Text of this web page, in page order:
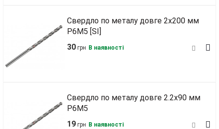
Свердло по металу довге 2х200 мм
Р6М5 [SI]
30 грн В наявності
Свердло по металу довге 2.2х90 мм
Р6М5
19 грн В наявності